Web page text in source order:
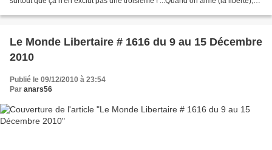
Le Monde Libertaire # 1616 du 9 au 15 Décembre
2010
Publié le 09/12/2010 à 23:54
Par anars56